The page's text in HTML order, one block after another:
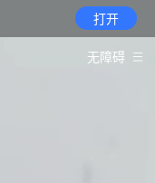
打开
无障碍